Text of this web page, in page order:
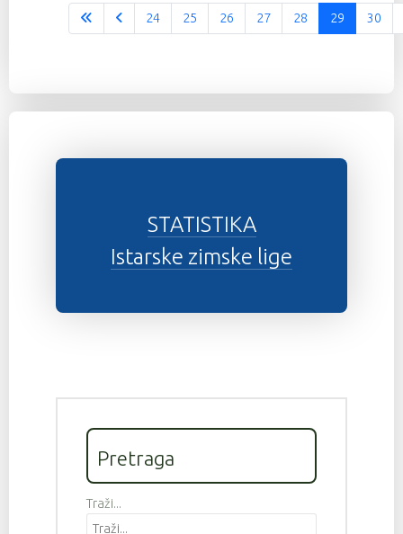
Stranica 29 od 37
24 25 26 27 28 29 30
STATISTIKA
Istarske zimske lige
Pretraga
Traži...